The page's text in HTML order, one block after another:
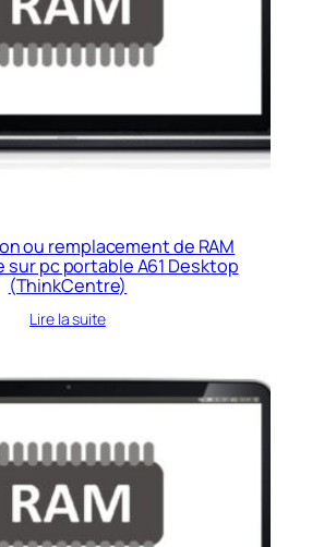
ou remplacement de RAM
sur pc portable A61 Desktop
(ThinkCentre)
Lire la suite